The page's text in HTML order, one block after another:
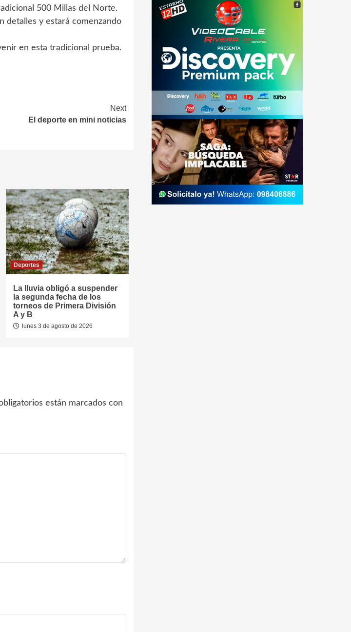
500 Millas del Norte.
detalles y estará comenzando
en esta tradicional prueba.
Next
El deporte en mini noticias
Deportes
La lluvia obligó a suspender
la segunda fecha de los
torneos de Primera División
A y B
lunes 3 de agosto de 2026
están marcados con